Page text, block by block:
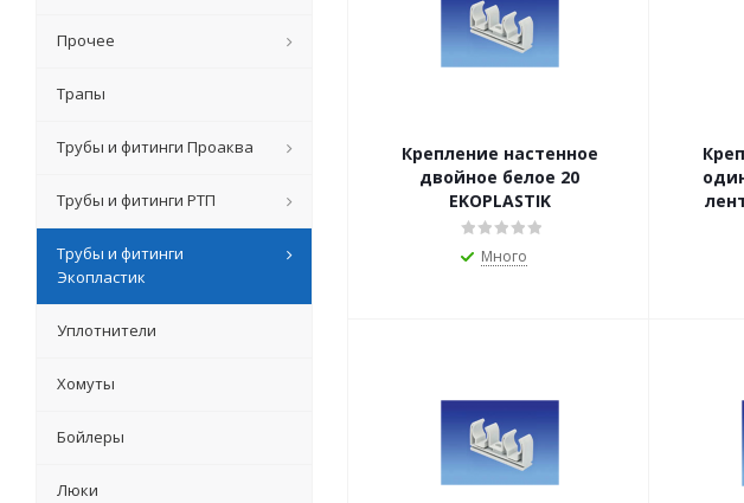
Крепление настенное
двойное белое 20
EKOPLASTIK
Много
Прочее
Трапы
Трубы и фитинги Проаква
Трубы и фитинги РТП
Трубы и фитинги
Экопластик
Уплотнители
Хомуты
Бойлеры
Люки